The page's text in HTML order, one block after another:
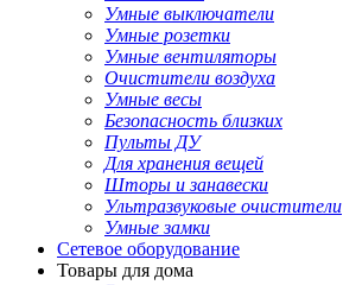
Умные выключатели
Умные розетки
Умные вентиляторы
Очистители воздуха
Умные весы
Безопасность близких
Пульты ДУ
Для хранения вещей
Шторы и занавески
Ультразвуковые очистители
Умные замки
Сетевое оборудование
Товары для дома